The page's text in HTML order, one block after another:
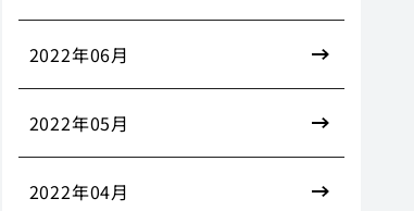
2022年06月
2022年05月
2022年04月